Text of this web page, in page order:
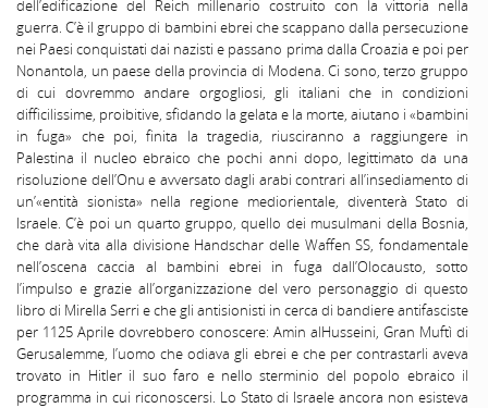
dell’edificazione del Reich millenario costruito con la vittoria nella
guerra. C’è il gruppo di bambini ebrei che scappano dalla persecuzione
nei Paesi conquistati dai nazisti e passano prima dalla Croazia e poi per
Nonantola, un paese della provincia di Modena. Ci sono, terzo gruppo
di cui dovremmo andare orgogliosi, gli italiani che in condizioni
difficilissime, proibitive, sfidando la gelata e la morte, aiutano i «bambini
in fuga» che poi, finita la tragedia, riusciranno a raggiungere in
Palestina il nucleo ebraico che pochi anni dopo, legittimato da una
risoluzione dell’Onu e avversato dagli arabi contrari all’insediamento di
un’«entità sionista» nella regione mediorientale, diventerà Stato di
Israele. C’è poi un quarto gruppo, quello dei musulmani della Bosnia,
che darà vita alla divisione Handschar delle Waffen SS, fondamentale
nell’oscena caccia al bambini ebrei in fuga dall’Olocausto, sotto
l’impulso e grazie all’organizzazione del vero personaggio di questo
libro di Mirella Serri e che gli antisionisti in cerca di bandiere antifasciste
per 1125 Aprile dovrebbero conoscere: Amin alHusseini, Gran Muftì di
Gerusalemme, l’uomo che odiava gli ebrei e che per contrastarli aveva
trovato in Hitler il suo faro e nello sterminio del popolo ebraico il
programma in cui riconoscersi. Lo Stato di Israele ancora non esisteva